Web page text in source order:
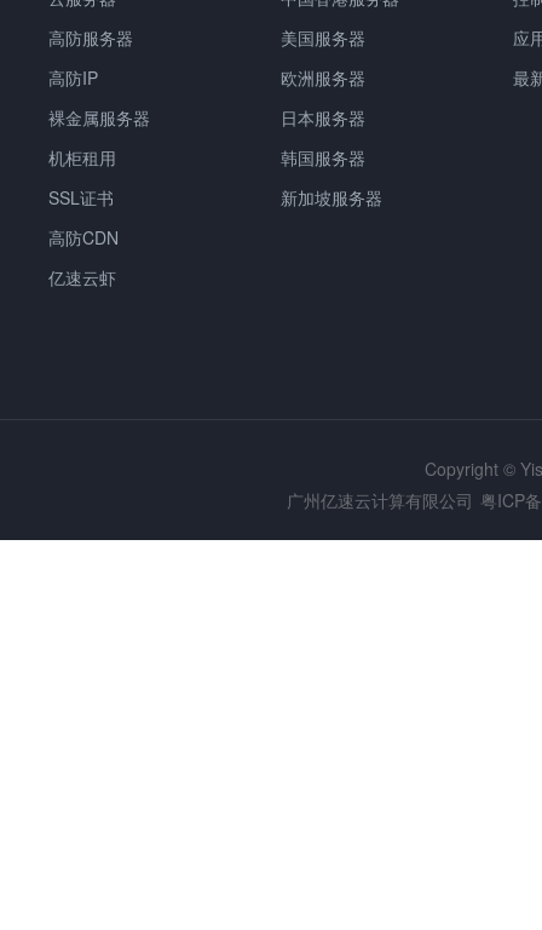
高防服务器
高防IP
裸金属服务器
机柜租用
SSL证书
高防CDN
亿速云虾
美国服务器
欧洲服务器
日本服务器
韩国服务器
新加坡服务器
应
最
Copyright ©
广州亿速云计算有限公司 粤ICP